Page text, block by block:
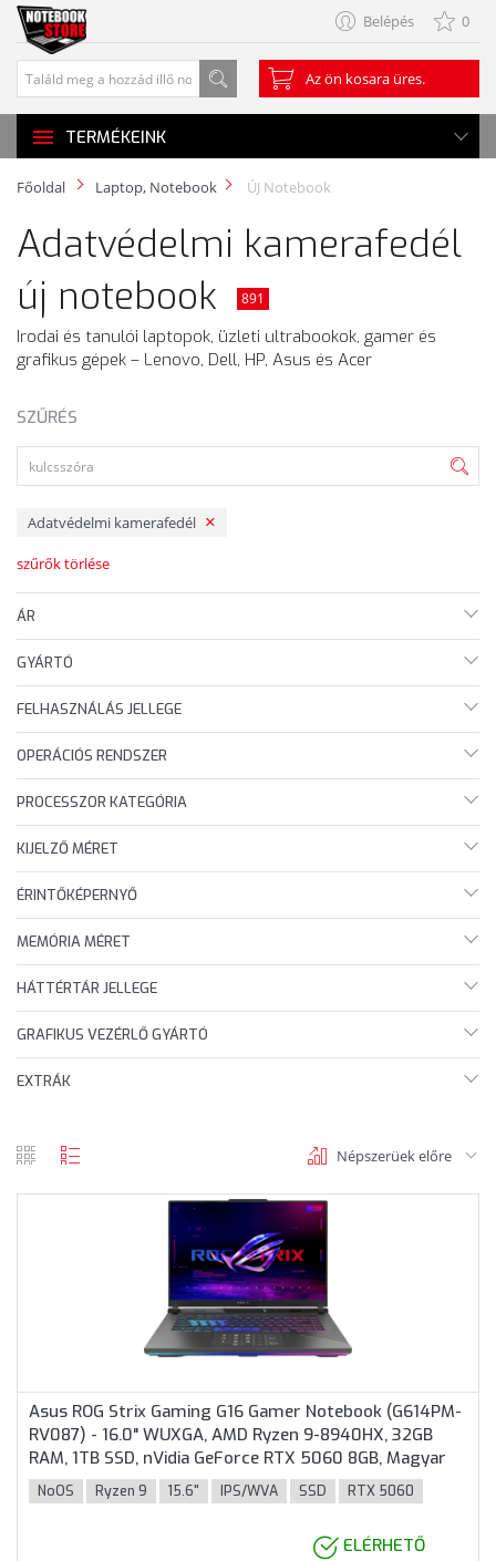
Belépés 0
Az ön kosara üres.
TERMÉKEINK
Főoldal Laptop, Notebook ÚJ Notebook
Adatvédelmi kamerafedél
új notebook
891
Irodai és tanulói laptopok, üzleti ultrabookok, gamer és
grafikus gépek – Lenovo, Dell, HP, Asus és Acer
SZŰRÉS
Adatvédelmi kamerafedél
szűrők törlése
ÁR
GYÁRTÓ
FELHASZNÁLÁS JELLEGE
OPERÁCIÓS RENDSZER
PROCESSZOR KATEGÓRIA
KIJELZŐ MÉRET
ÉRINTŐKÉPERNYŐ
MEMÓRIA MÉRET
HÁTTÉRTÁR JELLEGE
GRAFIKUS VEZÉRLŐ GYÁRTÓ
EXTRÁK
Népszerüek előre
Asus ROG Strix Gaming G16 Gamer Notebook (G614PM-
RV087) - 16.0" WUXGA, AMD Ryzen 9-8940HX, 32GB
RAM, 1TB SSD, nVidia GeForce RTX 5060 8GB, Magyar
billentyűzet, Operációs rendszer nélkül, 3 év garancia,
Szürke színben
NoOS Ryzen 9 15.6" IPS/WVA SSD RTX 5060
ELÉRHETŐ